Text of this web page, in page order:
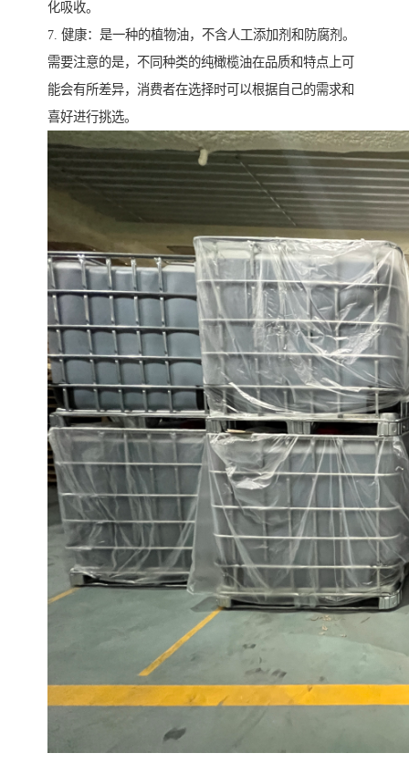
化吸收。
7. 健康：是一种的植物油，不含人工添加剂和防腐剂。
需要注意的是，不同种类的纯橄榄油在品质和特点上可
能会有所差异，消费者在选择时可以根据自己的需求和
喜好进行挑选。